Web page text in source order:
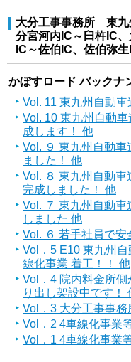
大分工事事務所 東九
分宮河内IC～臼杵IC
IC～佐伯IC、佐伯弥
かぼすロード バックナ
Vol. 11 東九州自動
Vol. 10 東九州自動
成します！ 他
Vol. ９ 東九州自動
ました！ 他
Vol. ８ 東九州自動
完成しました！ 他
Vol. ７ 東九州自動
しました 他
Vol. ６ 若手社員で
Vol．5 E10 東九州
線化事業 着工！！ 他
Vol．4 院内料金所
り出し架設中です！
Vol．3 大分工事事
Vol．2 4車線化事業
Vol．1 4車線化事業